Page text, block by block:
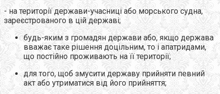
- на території держави-учасниці або морського судна,
зареєстрованого в цій державі;
будь-яким з громадян держави або, якщо держава
вважає таке рішення доцільним, то і апатридами,
що постійно проживають на її території;
для того, щоб змусити державу прийняти певний
акт або утриматися від його прийняття;